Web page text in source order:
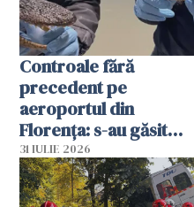
Controale fără
precedent pe
aeroportul din
Florența: s-au găsit
capete de aligator și o
sumă imensă de bani
31 IULIE 2026